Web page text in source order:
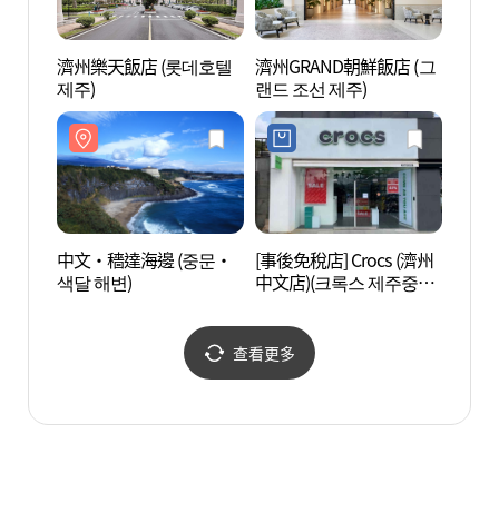
濟州樂天飯店 (롯데호텔
제주)
濟州GRAND朝鮮飯店 (그
랜드 조선 제주)
中文·穡達海邊 (중문·
색달 해변)
[事後免稅店] Crocs (濟州
中文店)(크록스 제주중문
查看更多